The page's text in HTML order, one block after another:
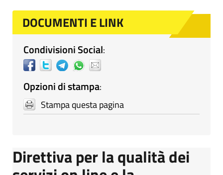
DOCUMENTI E LINK
Condivisioni Social:
Opzioni di stampa:
Stampa questa pagina
Direttiva per la qualità dei